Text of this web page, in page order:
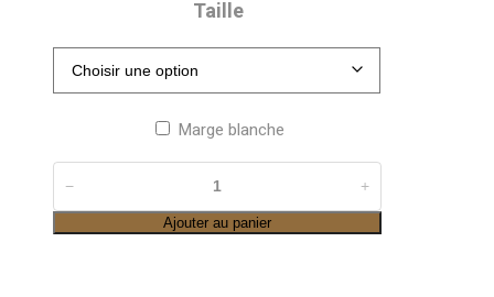
Taille
Marge blanche
Lac
− +
Ajouter au panier